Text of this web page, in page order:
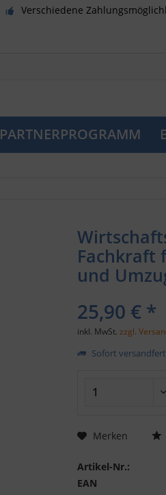
Verschiedene
PARTNERPROGRAMM
Fachkraft
und
25,90 € *
inkl. MwSt.zzgl.
Sofort
Merken
Artikel-Nr.:
EAN